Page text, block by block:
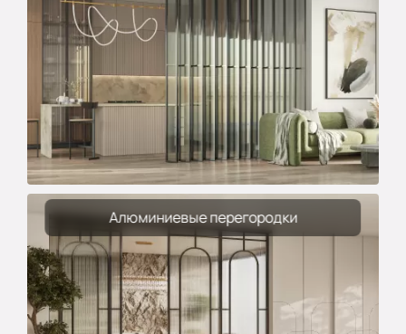
Алюминиевые перегородки